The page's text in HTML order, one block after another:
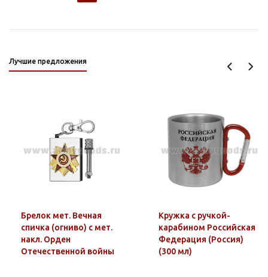
Лучшие предложения
Брелок мет. Вечная
спичка (огниво) с мет.
накл. Орден
Отечественной войны
Кружка с ручкой-
карабином Российская
Федерация (Россия)
(300 мл)